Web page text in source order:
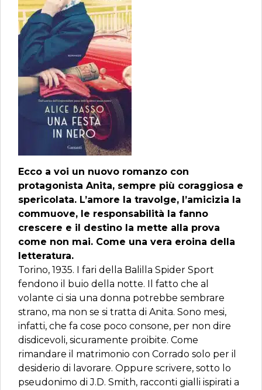
Ecco a voi un nuovo romanzo con
protagonista Anita, sempre più coraggiosa e
spericolata. L’amore la travolge, l’amicizia la
commuove, le responsabilità la fanno
crescere e il destino la mette alla prova
come non mai. Come una vera eroina della
letteratura.
Torino, 1935. I fari della Balilla Spider Sport
fendono il buio della notte. Il fatto che al
volante ci sia una donna potrebbe sembrare
strano, ma non se si tratta di Anita. Sono mesi,
infatti, che fa cose poco consone, per non dire
disdicevoli, sicuramente proibite. Come
rimandare il matrimonio con Corrado solo per il
desiderio di lavorare. Oppure scrivere, sotto lo
pseudonimo di J.D. Smith, racconti gialli ispirati a